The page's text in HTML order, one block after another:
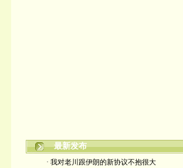
最新发布
· 我对老川跟伊朗的新协议不抱很大